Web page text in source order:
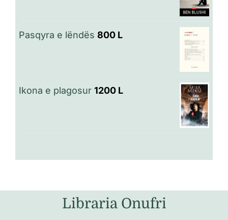
Pasqyra e lëndës 800 L
Ikona e plagosur 1200 L
Libraria Onufri